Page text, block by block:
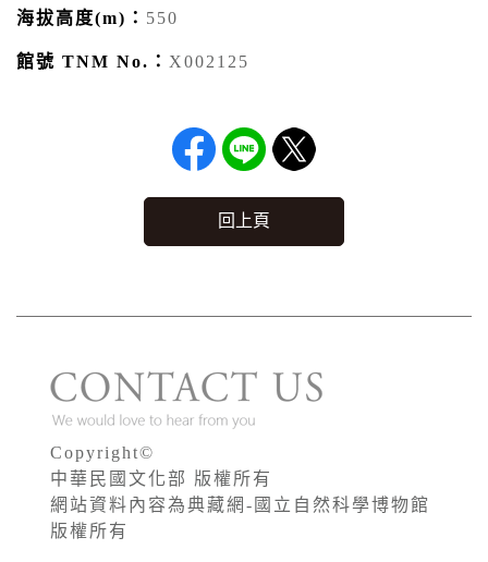
海拔高度(m)： 550
館號 TNM No.： X002125
回上頁
Copyright©
中華民國文化部 版權所有
網站資料內容為典藏網-國立自然科學博物館
版權所有